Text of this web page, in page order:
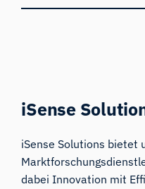
iSense
iSense Solutions bietet
dabei Innovation mit